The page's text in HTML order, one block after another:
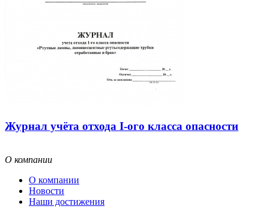
Журнал учёта отхода I-ого класса опасности
О компании
О компании
Новости
Наши достижения